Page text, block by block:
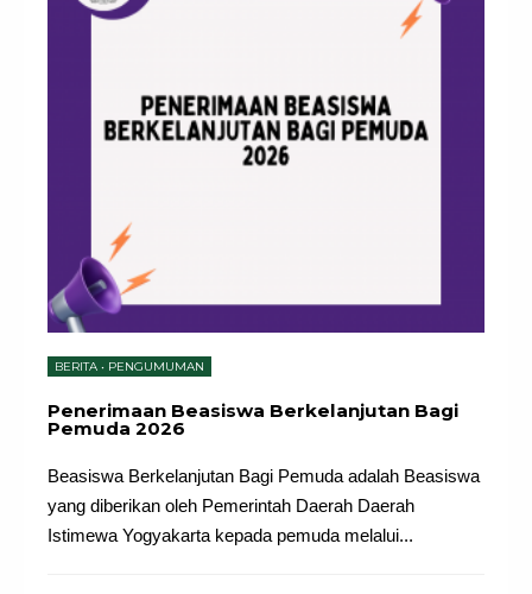
BERITA • PENGUMUMAN
Penerimaan Beasiswa Berkelanjutan Bagi
Pemuda 2026
Beasiswa Berkelanjutan Bagi Pemuda adalah Beasiswa
yang diberikan oleh Pemerintah Daerah Daerah
Istimewa Yogyakarta kepada pemuda melalui...